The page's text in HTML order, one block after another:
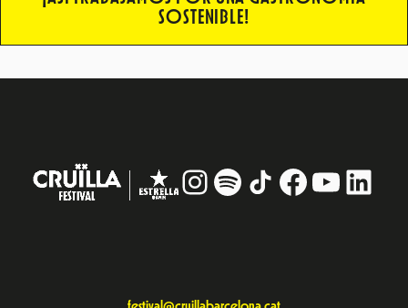
SOSTENIBLE!
Instagram
# TikTokFacebook